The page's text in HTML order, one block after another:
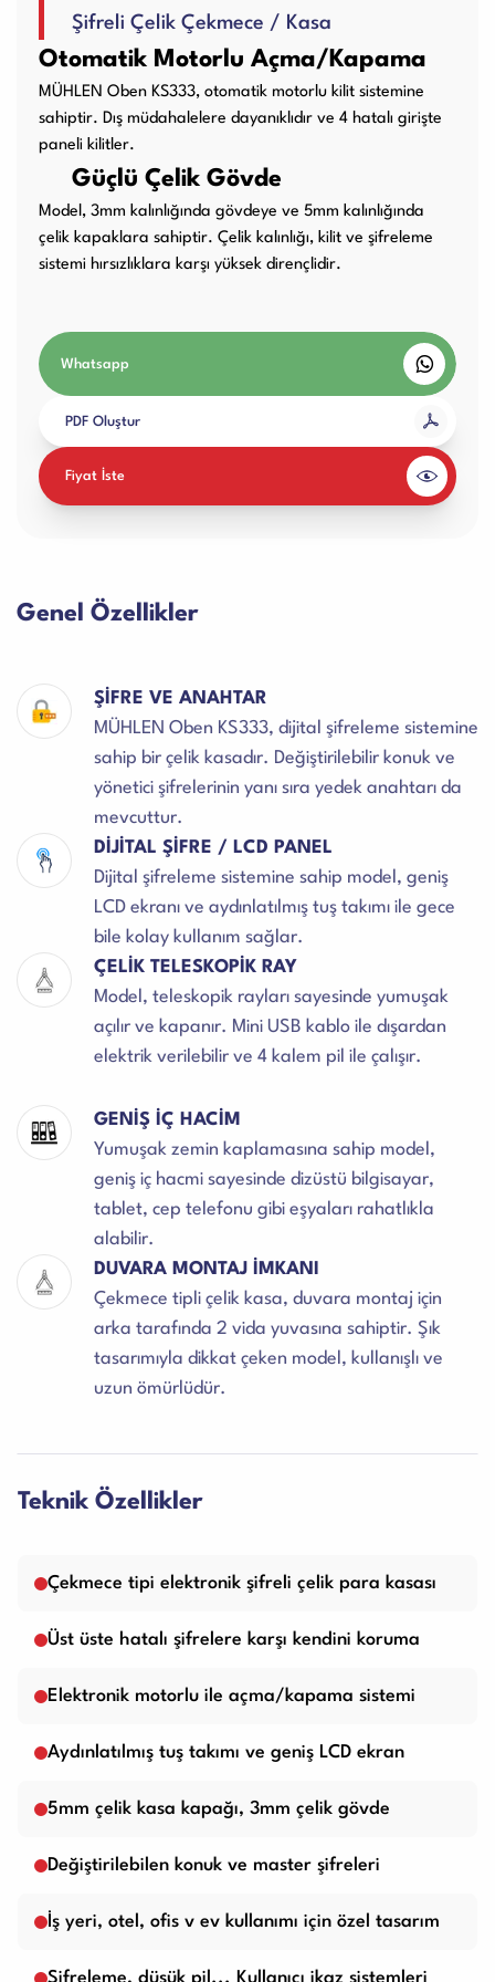
Makineleri
Giyotin Makineleri Sarf Malzemeleri
Paketleme Dolgu
Diğer Ürünler
Kullanım Kılavuzları
Şifreli Çelik Çekmece / Kasa
Otomatik Motorlu Açma/Kapama
MÜHLEN Oben KS333, otomatik motorlu kilit sistemine
sahiptir. Dış müdahalelere dayanıklıdır ve 4 hatalı girişte
paneli kilitler.
Güçlü Çelik Gövde
Model, 3mm kalınlığında gövdeye ve 5mm kalınlığında
çelik kapaklara sahiptir. Çelik kalınlığı, kilit ve şifreleme
sistemi hırsızlıklara karşı yüksek dirençlidir.
Whatsapp
PDF Oluştur
Fiyat İste
Genel Özellikler
ŞİFRE VE ANAHTAR
MÜHLEN Oben KS333, dijital şifreleme sistemine
sahip bir çelik kasadır. Değiştirilebilir konuk ve
yönetici şifrelerinin yanı sıra yedek anahtarı da
mevcuttur.
DİJİTAL ŞİFRE / LCD PANEL
Dijital şifreleme sistemine sahip model, geniş
LCD ekranı ve aydınlatılmış tuş takımı ile gece
bile kolay kullanım sağlar.
ÇELİK TELESKOPİK RAY
Model, teleskopik rayları sayesinde yumuşak
açılır ve kapanır. Mini USB kablo ile dışardan
elektrik verilebilir ve 4 kalem pil ile çalışır.
GENİŞ İÇ HACİM
Yumuşak zemin kaplamasına sahip model,
geniş iç hacmi sayesinde dizüstü bilgisayar,
tablet, cep telefonu gibi eşyaları rahatlıkla
alabilir.
DUVARA MONTAJ İMKANI
Çekmece tipli çelik kasa, duvara montaj için
arka tarafında 2 vida yuvasına sahiptir. Şık
tasarımıyla dikkat çeken model, kullanışlı ve
uzun ömürlüdür.
Teknik Özellikler
Çekmece tipi elektronik şifreli çelik para kasası
Üst üste hatalı şifrelere karşı kendini koruma
Elektronik motorlu ile açma/kapama sistemi
Aydınlatılmış tuş takımı ve geniş LCD ekran
5mm çelik kasa kapağı, 3mm çelik gövde
Değiştirilebilen konuk ve master şifreleri
İş yeri, otel, ofis v ev kullanımı için özel tasarım